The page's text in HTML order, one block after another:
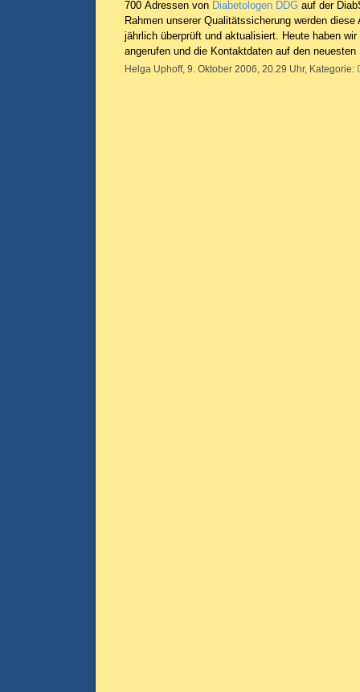
700 Adressen von Diabetologen DDG auf der
Rahmen unserer Qualitätssicherung werden
jährlich überprüft und aktualisiert. Heute haben
angerufen und die Kontaktdaten auf den
Helga Uphoff, 9. Oktober 2006, 20.29 Uhr, Kategorie: